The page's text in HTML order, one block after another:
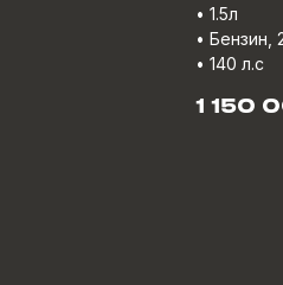
• 1.5л
• Бензин,
• 140 л.с
1 150